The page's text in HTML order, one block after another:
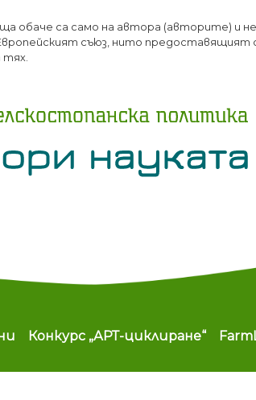
към
основното
обаче са само на автора (авторите) и
съюз, нито предоставящият
тях.
Конкурс „АРТ-циклиране“